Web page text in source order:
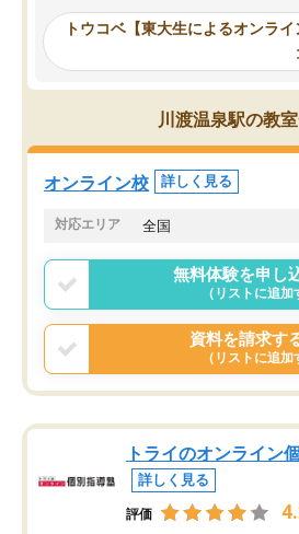
ーティングを行い、その講師で良いか
見てから講師を決定する事ができま
す。
うちの子は、初回面談の講師の方で決
オンラインツールを使用した単語帳の
共有があり宿題もそちらで出される形
でした。
言う事で講師変更の申し出があり、あ
まりに短期での変更だった為、塾に通
う事にして退会しました。遅れも取り
戻せ、授業内容や講師の方は良かった
と思います。
トウコベ【東大生によるオンラ
川渡温泉駅の教
オンライン校 詳しく見る
対応エリア 全国
無料体験を申し
（リストに追加
資料を請求す
（リストに追加
トライのオンライン
詳しく見る
評価